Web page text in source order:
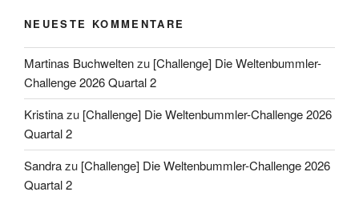
NEUESTE KOMMENTARE
Martinas Buchweltenzu [Challenge] Die Weltenbummler-
Challenge 2026 Quartal 2
Kristinazu [Challenge] Die Weltenbummler-Challenge 2026
Quartal 2
Sandrazu [Challenge] Die Weltenbummler-Challenge 2026
Quartal 2